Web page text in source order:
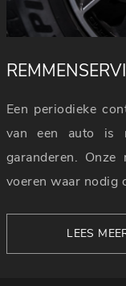
Een periodieke
van een auto is
garanderen.
voeren waar nodig
LEES